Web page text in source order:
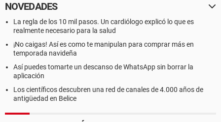
NOVEDADES
La regla de los 10 mil pasos. Un cardiólogo explicó lo que es
realmente necesario para la salud
¡No caigas! Así es como te manipulan para comprar más en
temporada navideña
Así puedes tomarte un descanso de WhatsApp sin borrar la
aplicación
Los científicos descubren una red de canales de 4.000 años de
antigüedad en Belice